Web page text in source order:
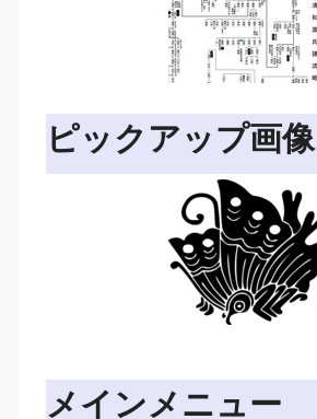
ピックアップ画像
メインメニュー